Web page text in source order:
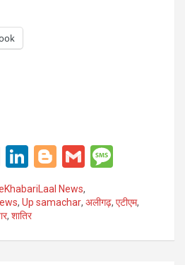
E
m
ail
Li
n
ke
dI
n
Bl
o
g
er
G
ail s
g
News,
, Up samachar, अलीगढ़, एटीएम,
, शातिर